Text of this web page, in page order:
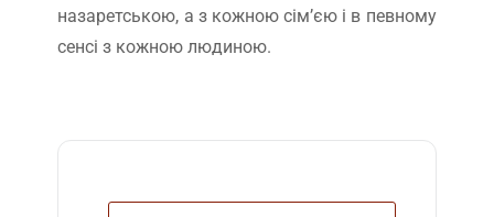
назаретською, а з кожною сім’єю і в певному
сенсі з кожною людиною.